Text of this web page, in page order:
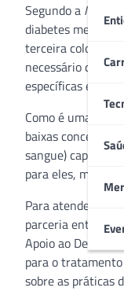
Segundo a
diabetes mellitus.
terceira
necessário que
específicas e
Como é uma
baixas
sangue) capazes
para eles, mas
Para atender
parceria entre o
Apoio ao
para o tratamento
sobre as práticas